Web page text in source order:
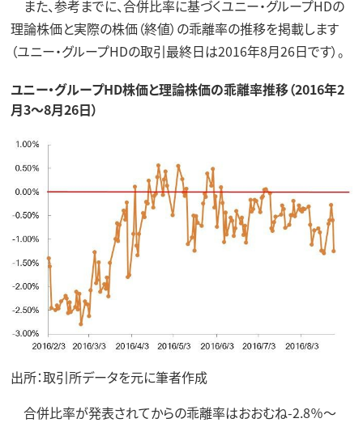
また、参考までに、合併比率に基づくユニー・グループHDの
理論株価と実際の株価（終値）の乖離率の推移を掲載します
（ユニー・グループHDの取引最終日は2016年8月26日です）。
ユニー・グループHD株価と理論株価の乖離率推移（2016年2
月3～8月26日）
出所：取引所データを元に筆者作成
合併比率が発表されてからの乖離率はおおむね-2.8％～